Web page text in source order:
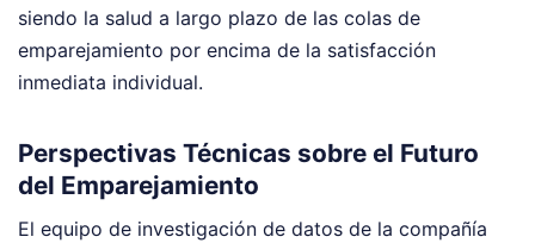
siendo la salud a largo plazo de las colas de
emparejamiento por encima de la satisfacción
inmediata individual.
Perspectivas Técnicas sobre el Futuro
del Emparejamiento
El equipo de investigación de datos de la compañía